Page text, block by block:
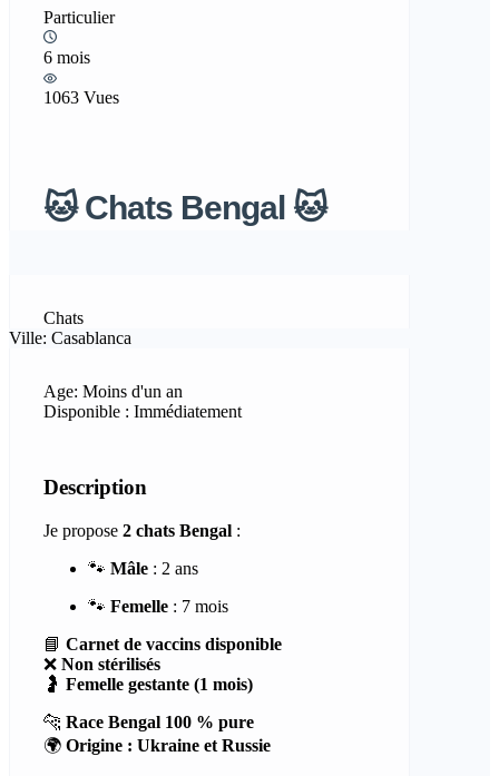
Particulier
6 mois
1063 Vues
🐱 Chats Bengal 🐱
Chats
Ville: Casablanca
Age: Moins d'un an
Disponible : Immédiatement
Description
Je propose 2 chats Bengal :
🐾 Mâle : 2 ans
🐾 Femelle : 7 mois
📘 Carnet de vaccins disponible
❌ Non stérilisés
🤰 Femelle gestante (1 mois)
🐆 Race Bengal 100 % pure
🌍 Origine : Ukraine et Russie